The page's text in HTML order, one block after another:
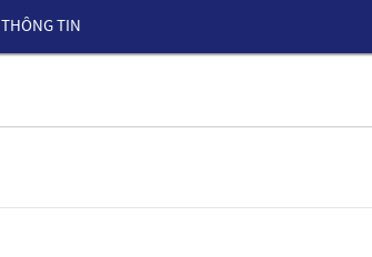
THÔNG TIN